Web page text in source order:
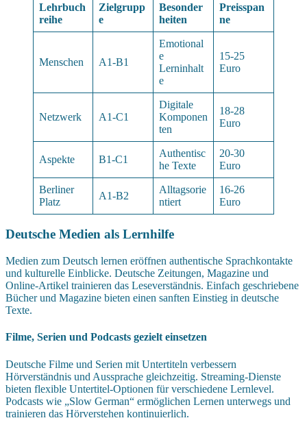
Lehrbuch
reihe
Zielgrupp
e
Besonder
heiten
Preisspan
ne
Menschen A1-B1
Emotional
e
Lerninhalt
e
15-25
Euro
Netzwerk A1-C1
Digitale
Komponen
ten
18-28
Euro
Aspekte B1-C1
Authentisc
he Texte
20-30
Euro
Berliner
Platz
A1-B2
Alltagsorie
ntiert
16-26
Euro
Deutsche Medien als Lernhilfe
Medien zum Deutsch lernen eröffnen authentische Sprachkontakte
und kulturelle Einblicke. Deutsche Zeitungen, Magazine und
Online-Artikel trainieren das Leseverständnis. Einfach geschriebene
Bücher und Magazine bieten einen sanften Einstieg in deutsche
Texte.
Filme, Serien und Podcasts gezielt einsetzen
Deutsche Filme und Serien mit Untertiteln verbessern
Hörverständnis und Aussprache gleichzeitig. Streaming-Dienste
bieten flexible Untertitel-Optionen für verschiedene Lernlevel.
Podcasts wie „Slow German“ ermöglichen Lernen unterwegs und
trainieren das Hörverstehen kontinuierlich.